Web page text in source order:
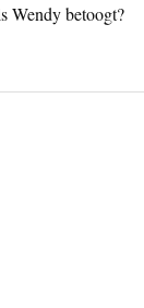
Wendy betoogt?